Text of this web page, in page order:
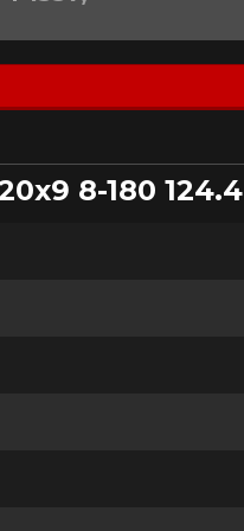
8-180 124.4
Que magasinez-vous?
présentement.
service à la